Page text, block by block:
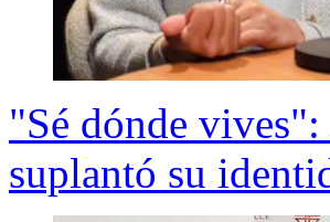
"Sé dónde
suplantó su